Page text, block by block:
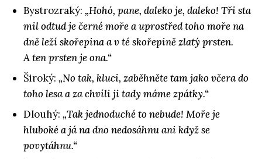
Bystrozraký: „Hohó, pane, daleko je, daleko! Tři sta
mil odtud je černé moře a uprostřed toho moře na
dně leží skořepina a v té skořepině zlatý prsten.
A ten prsten je ona.“
Široký: „No tak, kluci, zaběhněte tam jako včera do
toho lesa a za chvíli ji tady máme zpátky.“
Dlouhý: „Tak jednoduché to nebude! Moře je
hluboké a já na dno nedosáhnu ani když se
povytáhnu.“